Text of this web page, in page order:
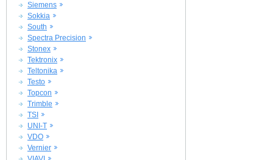
Siemens
Sokkia
South
Spectra Precision
Stonex
Tektronix
Teltonika
Testo
Topcon
Trimble
TSI
UNI-T
VDO
Vernier